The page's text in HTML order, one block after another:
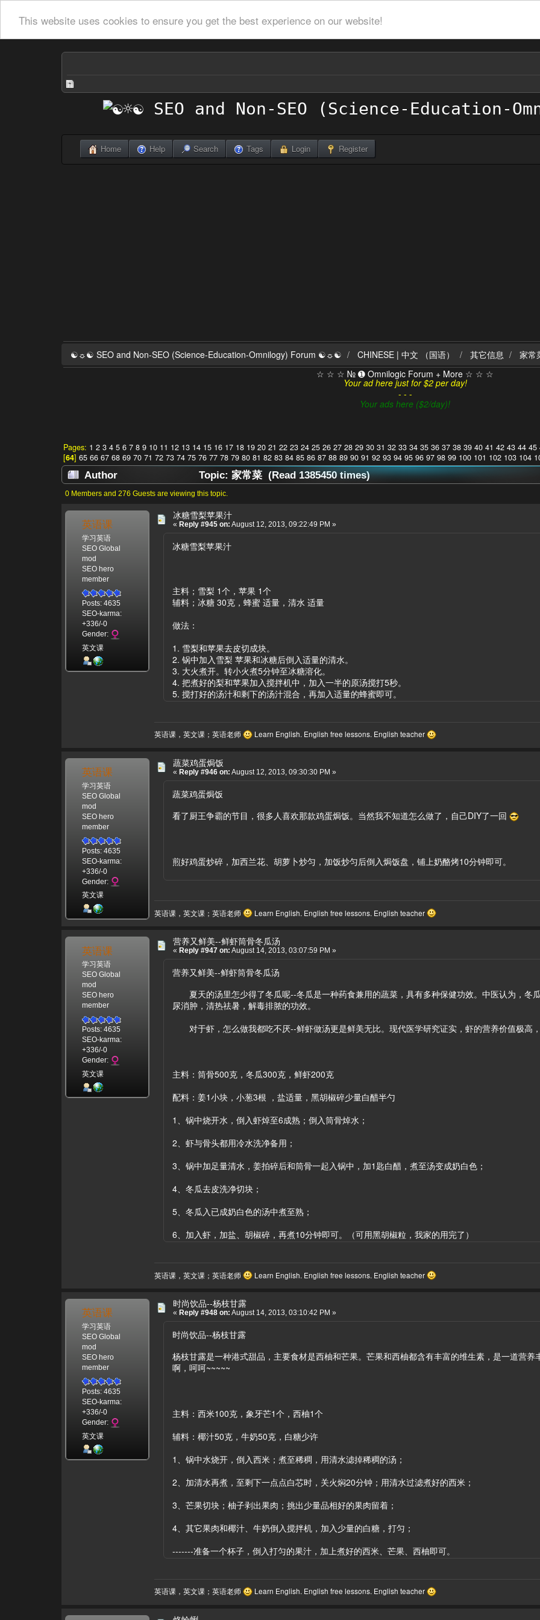
This website uses cookies to ensure you get the best experience on our website!
Home Help Search Tags Login Register
☯☼☯ SEO and Non-SEO (Science-Education-Omnilogy) Forum ☯☼☯ CHINESE | 中文 （国语） 其它信息
家常
☆ ☆ ☆ № ➊ Omnilogic Forum + More ☆ ☆ ☆
Your ad here just for $2 per day!
- - -
Your ads here ($2/day)!
Pages: 1 2 3 4 5 6 7 8 9 10 11 12 13 14 15 16 17 18 19 20 21 22 23 24 25 26 27 28 29 30 31 32 33 34 35 36 37 38 39 40 41 42 43 44 45
[64] 65 66 67 68 69 70 71 72 73 74 75 76 77 78 79 80 81 82 83 84 85 86 87 88 89 90 91 92 93 94 95 96 97 98 99 100 101 102 103 104
Author Topic: 家常菜 (Read 1385450 times)
0 Members and 276 Guests are viewing this topic.
英语课
学习英语
SEO Global
mod
SEO hero
member
Posts: 4635
SEO-karma:
+336/-0
Gender:
英文课
冰糖雪梨苹果汁
« Reply #945 on: August 12, 2013, 09:22:49 PM »
冰糖雪梨苹果汁
主料；雪梨 1个，苹果 1个
辅料；冰糖 30克，蜂蜜 适量，清水 适量
做法：
1. 雪梨和苹果去皮切成块。
2. 锅中加入雪梨 苹果和冰糖后倒入适量的清水。
3. 大火煮开。转小火煮5分钟至冰糖溶化。
4. 把煮好的梨和苹果加入搅拌机中，加入一半的原汤搅打5秒。
5. 搅打好的汤汁和剩下的汤汁混合，再加入适量的蜂蜜即可。
英语课，英文课；英语老师 Learn English. English free lessons. English teacher
英语课
学习英语
SEO Global
mod
SEO hero
member
Posts: 4635
SEO-karma:
+336/-0
Gender:
英文课
蔬菜鸡蛋焗饭
« Reply #946 on: August 12, 2013, 09:30:30 PM »
蔬菜鸡蛋焗饭
看了厨王争霸的节目，很多人喜欢那款鸡蛋焗饭。当然我不知道怎么做了，自己DIY了一回
煎好鸡蛋炒碎，加西兰花、胡萝卜炒匀，加饭炒匀后倒入焗饭盘，铺上奶酪烤10分钟即可。
英语课，英文课；英语老师 Learn English. English free lessons. English teacher
英语课
学习英语
SEO Global
mod
SEO hero
member
Posts: 4635
SEO-karma:
+336/-0
Gender:
英文课
营养又鲜美--鲜虾筒骨冬瓜汤
« Reply #947 on: August 14, 2013, 03:07:59 PM »
营养又鲜美--鲜虾筒骨冬瓜汤
夏天的汤里怎少得了冬瓜呢--冬瓜是一种药食兼用的蔬菜，具有多种保健功效。中医认为，冬
尿消肿，清热祛暑，解毒排脓的功效。
对于虾，怎么做我都吃不厌--鲜虾做汤更是鲜美无比。现代医学研究证实，虾的营养价值极高，
主料：筒骨500克，冬瓜300克，鲜虾200克
配料：姜1小块，小葱3根 ，盐适量，黑胡椒碎少量白醋半勺
1、锅中烧开水，倒入虾焯至6成熟；倒入筒骨焯水；
2、虾与骨头都用冷水洗净备用；
3、锅中加足量清水，姜拍碎后和筒骨一起入锅中，加1匙白醋，煮至汤变成奶白色；
4、冬瓜去皮洗净切块；
5、冬瓜入已成奶白色的汤中煮至熟；
6、加入虾，加盐、胡椒碎，再煮10分钟即可。（可用黑胡椒粒，我家的用完了）
英语课，英文课；英语老师 Learn English. English free lessons. English teacher
英语课
学习英语
SEO Global
mod
SEO hero
member
Posts: 4635
SEO-karma:
+336/-0
Gender:
英文课
时尚饮品--杨枝甘露
« Reply #948 on: August 14, 2013, 03:10:42 PM »
时尚饮品--杨枝甘露
杨枝甘露是一种港式甜品，主要食材是西柚和芒果。芒果和西柚都含有丰富的维生素，是一道营
啊，呵呵~~~~~
主料：西米100克，象牙芒1个，西柚1个
辅料：椰汁50克，牛奶50克，白糖少许
1、锅中水烧开，倒入西米；煮至稀稠，用清水滤掉稀稠的汤；
2、加清水再煮，至剩下一点点白芯时，关火焖20分钟；用清水过滤煮好的西米；
3、芒果切块；柚子剥出果肉；挑出少量品相好的果肉留着；
4、其它果肉和椰汁、牛奶倒入搅拌机，加入少量的白糖，打匀；
-------准备一个杯子，倒入打匀的果汁，加上煮好的西米、芒果、西柚即可。
英语课，英文课；英语老师 Learn English. English free lessons. English teacher